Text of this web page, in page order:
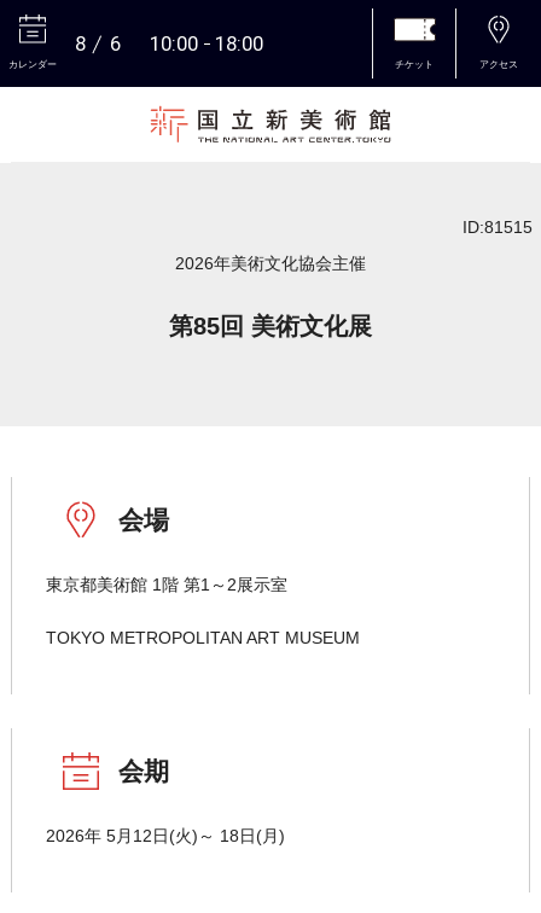
カレンダー
8 6 10:00 18:00
チケット アクセス
ID:81515
2026年美術文化協会主催
第85回 美術文化展
会場
東京都美術館 1階 第1～2展示室
TOKYO METROPOLITAN ART MUSEUM
会期
2026年 5月12日(火)～ 18日(月)